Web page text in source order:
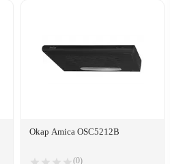
Okap Amica OSC5212B
(0)